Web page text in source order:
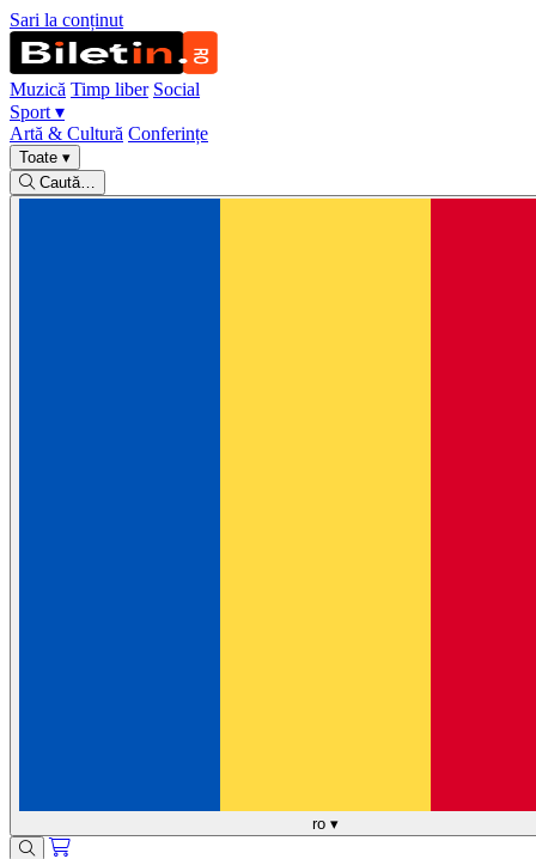
Sari la conținut
Muzică Timp liber Social
Sport ▾
Artă & Cultură Conferințe
Toate ▾
Caută…
ro ▾